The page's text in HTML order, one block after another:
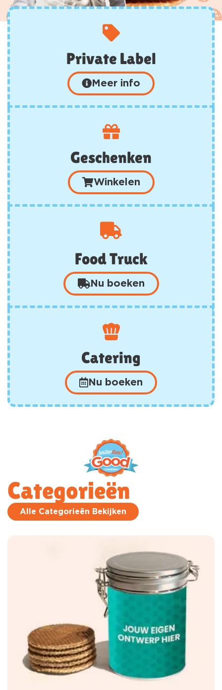
Private Label
Meer info
Geschenken
Winkelen
Food Truck
Nu boeken
Catering
Nu boeken
Categorieën
Alle Categorieën Bekijken